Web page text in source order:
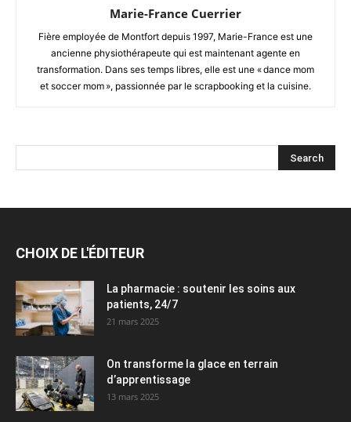
Marie-France Cuerrier
Fière employée de Montfort depuis 1997, Marie-France est une
ancienne physiothérapeute qui est maintenant agente en
transformation. Dans ses temps libres, elle est une « dance mom
et soccer mom », passionnée par le scrapbooking et la cuisine.
CHOIX DE L'ÉDITEUR
La pharmacie : soutenir les soins aux
patients, 24/7
21 mars 2025
On transforme la glace en terrain
d’apprentissage
13 mars 2025